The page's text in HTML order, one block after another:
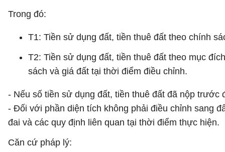
Trong đó:
T1: Tiền sử dụng đất, tiền thuê đất theo chính
T2: Tiền sử dụng đất, tiền thuê đất theo mục
sách và giá đất tại thời điểm điều chỉnh.
​- Nếu số tiền sử dụng đất, tiền thuê đất đã nộp
- Đối với phần diện tích không phải điều chỉnh sang
đai và các quy định liên quan tại thời điểm thực hiện.
Căn cứ pháp lý: